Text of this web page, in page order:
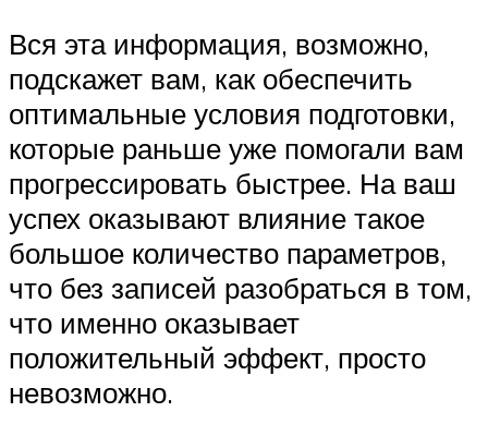
Вся эта информация, возможно,
подскажет вам, как обеспечить
оптимальные условия подготовки,
которые раньше уже помогали вам
прогрессировать быстрее. На ваш
успех оказывают влияние такое
большое количество параметров,
что без записей разобраться в том,
что именно оказывает
положительный эффект, просто
невозможно.